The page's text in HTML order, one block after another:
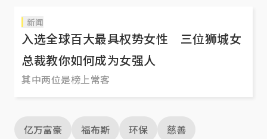
新闻
入选全球百大最具权势女性 三位狮城女
总裁教你如何成为女强人
其中两位是榜上常客
亿万富豪 福布斯 环保 慈善